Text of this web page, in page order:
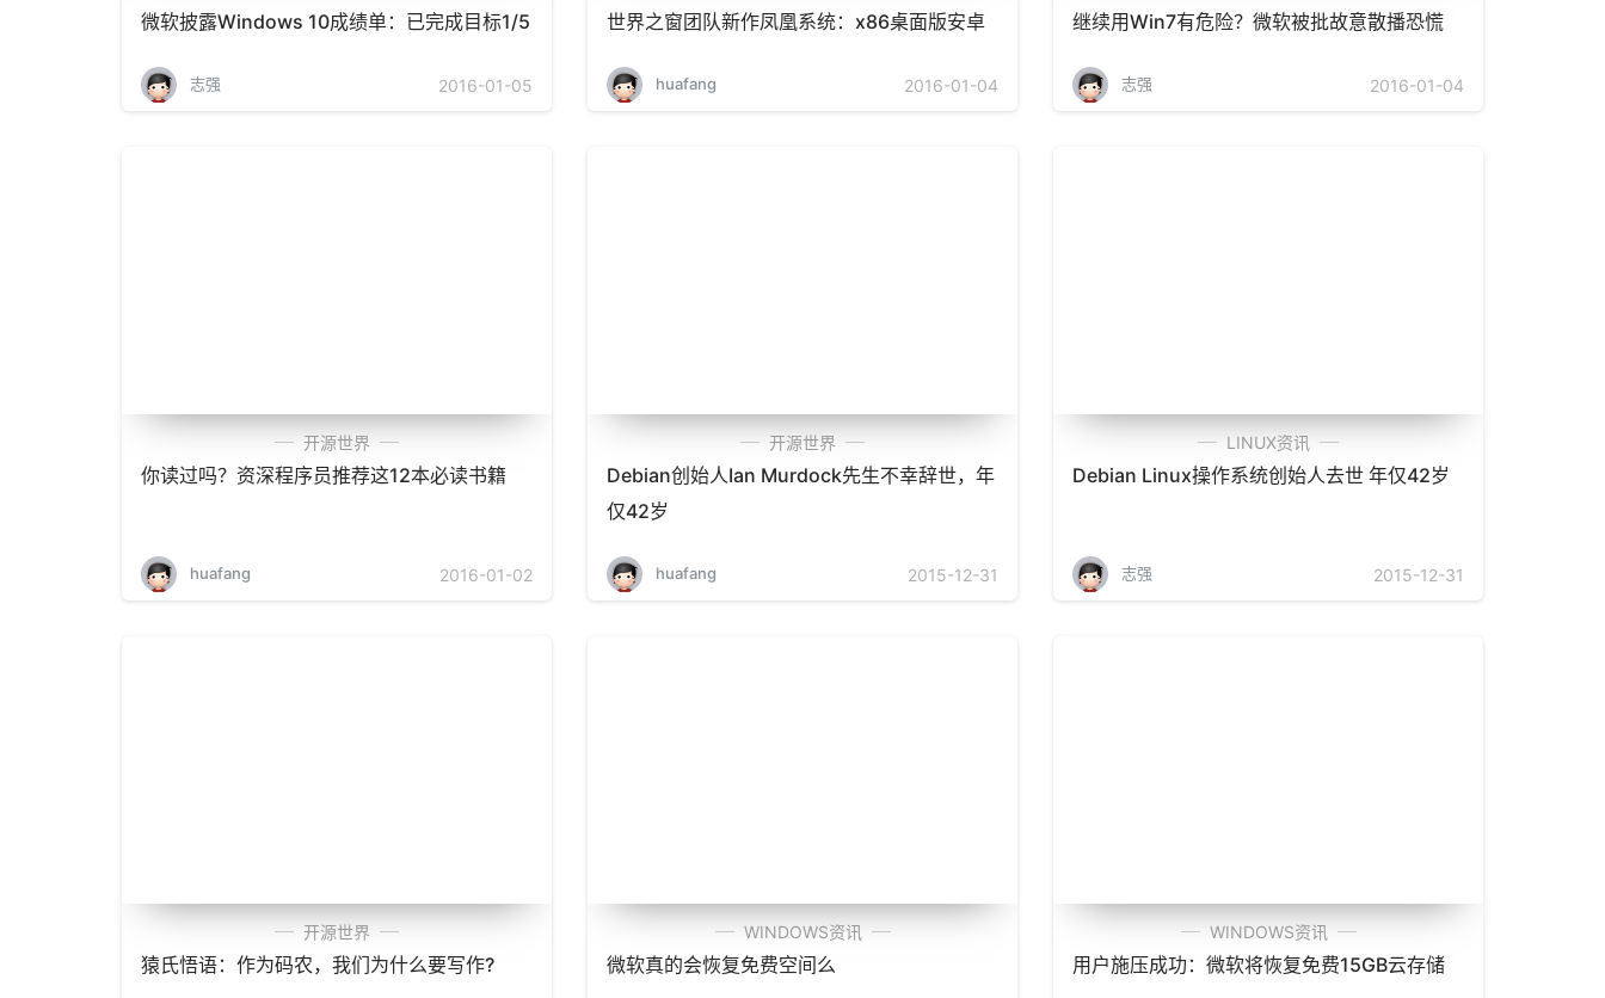
微软披露Windows 10成绩单：已完成目标1/5
志强 2016-01-05
世界之窗团队新作凤凰系统：x86桌面版安卓
huafang 2016-01-04
继续用Win7有危险？微软被批故意散播恐慌
志强 2016-01-04
开源世界
你读过吗？资深程序员推荐这12本必读书籍
huafang 2016-01-02
开源世界
Debian创始人Ian Murdock先生不幸辞世，年
仅42岁
huafang 2015-12-31
LINUX资讯
Debian Linux操作系统创始人去世 年仅42岁
志强 2015-12-31
开源世界
猿氏悟语：作为码农，我们为什么要写作?
WINDOWS资讯
微软真的会恢复免费空间么
WINDOWS资讯
用户施压成功：微软将恢复免费15GB云存储